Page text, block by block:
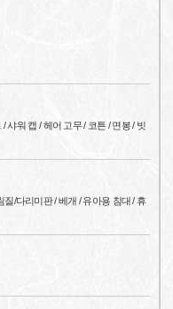
샤워 캡 / 헤어 고무 / 코튼 / 면봉 / 빗
/다리미판 / 베개 / 유아용 침대 / 휴